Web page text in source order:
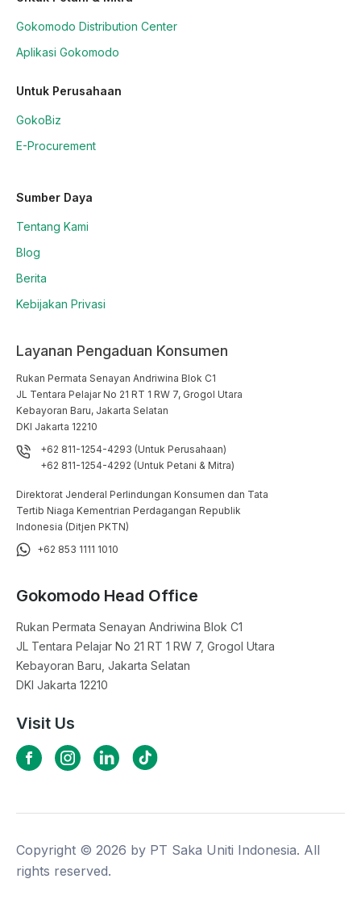
Gokomodo Distribution Center
Aplikasi Gokomodo
Untuk Perusahaan
GokoBiz
E-Procurement
Sumber Daya
Tentang Kami
Blog
Berita
Kebijakan Privasi
Layanan Pengaduan Konsumen
Rukan Permata Senayan Andriwina Blok C1
JL Tentara Pelajar No 21 RT 1 RW 7, Grogol Utara
Kebayoran Baru, Jakarta Selatan
DKI Jakarta 12210
+62 811-1254-4293 (Untuk Perusahaan)
+62 811-1254-4292 (Untuk Petani & Mitra)
Direktorat Jenderal Perlindungan Konsumen dan Tata
Tertib Niaga Kementrian Perdagangan Republik
Indonesia (Ditjen PKTN)
+62 853 1111 1010
Gokomodo Head Office
Rukan Permata Senayan Andriwina Blok C1
JL Tentara Pelajar No 21 RT 1 RW 7, Grogol Utara
Kebayoran Baru, Jakarta Selatan
DKI Jakarta 12210
Visit Us
Copyright © 2026 by PT Saka Uniti Indonesia. All
rights reserved.